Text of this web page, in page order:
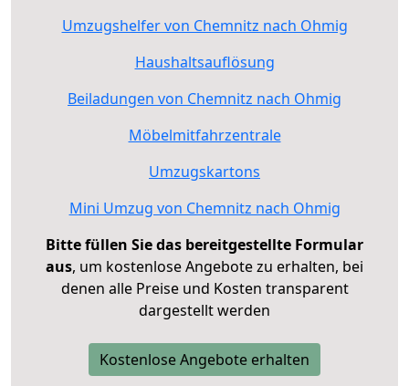
Umzugshelfer von Chemnitz nach Ohmig
Haushaltsauflösung
Beiladungen von Chemnitz nach Ohmig
Möbelmitfahrzentrale
Umzugskartons
Mini Umzug von Chemnitz nach Ohmig
Bitte füllen Sie das bereitgestellte Formular
aus, um kostenlose Angebote zu erhalten, bei
denen alle Preise und Kosten transparent
dargestellt werden
Kostenlose Angebote erhalten